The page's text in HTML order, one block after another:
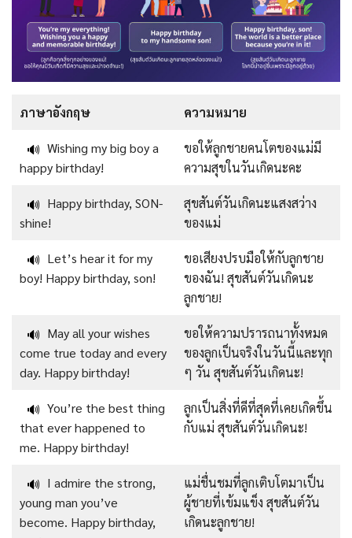
ภาษาอังกฤษ ความหมาย
🔊 Wishing my big boy a
happy birthday!
ขอให้ลูกชายคนโตของแม่มี
ความสุขในวันเกิดนะคะ
🔊 Happy birthday, SON-
shine!
สุขสันต์วันเกิดนะแสงสว่าง
ของแม่
🔊 Let’s hear it for my
boy! Happy birthday, son!
ขอเสียงปรบมือให้กับลูกชาย
ของฉัน! สุขสันต์วันเกิดนะ
ลูกชาย!
🔊 May all your wishes
come true today and every
day. Happy birthday!
ขอให้ความปรารถนาทั้งหมด
ของลูกเป็นจริงในวันนี้และทุก
ๆ วัน สุขสันต์วันเกิดนะ!
🔊 You’re the best thing
that ever happened to
me. Happy birthday!
ลูกเป็นสิ่งที่ดีที่สุดที่เคยเกิดขึ้น
กับแม่ สุขสันต์วันเกิดนะ!
🔊 I admire the strong,
young man you’ve
become. Happy birthday,
แม่ชื่นชมที่ลูกเติบโตมาเป็น
ผู้ชายที่เข้มแข็ง สุขสันต์วัน
เกิดนะลูกชาย!